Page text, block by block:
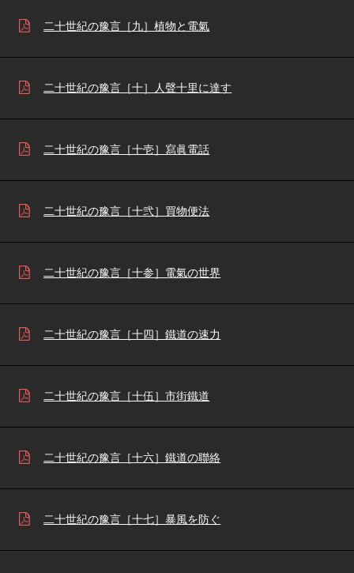
二十世紀の豫言［九］植物と電氣
二十世紀の豫言［十］人聲十里に達す
二十世紀の豫言［十壱］寫眞電話
二十世紀の豫言［十弐］買物便法
二十世紀の豫言［十参］電氣の世界
二十世紀の豫言［十四］鐵道の速力
二十世紀の豫言［十伍］市街鐵道
二十世紀の豫言［十六］鐵道の聯絡
二十世紀の豫言［十七］暴風を防ぐ